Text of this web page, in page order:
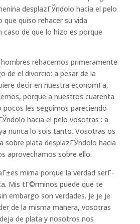
desplazГЎndolo hacia el pelo
que quiso rehacer su vida
caso de que lo hizo es porque
rehacemos primeramente
de el divorcio: a pesar de la
decir en nuestra economГ­a,
porque a nuestros cuarenta
les seguimos pareciendo
hacia el pelo vosotras : a
nunca lo sois tanto. Vosotras os
sobre plata desplazГЎndolo hacia
aprovechamos sobre ello.
mirna porque la verdad serГ­
Mis tГ©rminos puede que te
embargo son verdades. Je je je:
de la misma manera, vosotras
de plata y nosotros nos